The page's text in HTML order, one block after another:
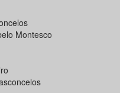
Montesco